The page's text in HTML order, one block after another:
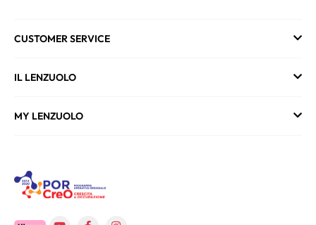
CUSTOMER SERVICE
IL LENZUOLO
MY LENZUOLO